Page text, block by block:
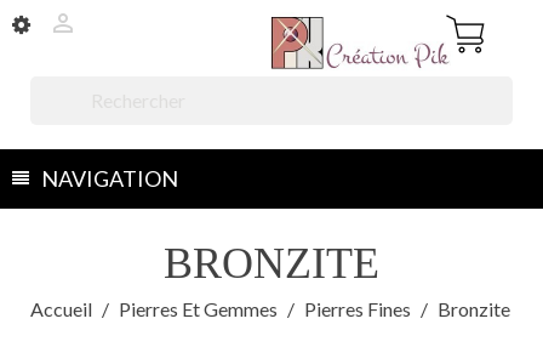


NAVIGATION
BRONZITE
Accueil Pierres Et Gemmes Pierres Fines Bronzite